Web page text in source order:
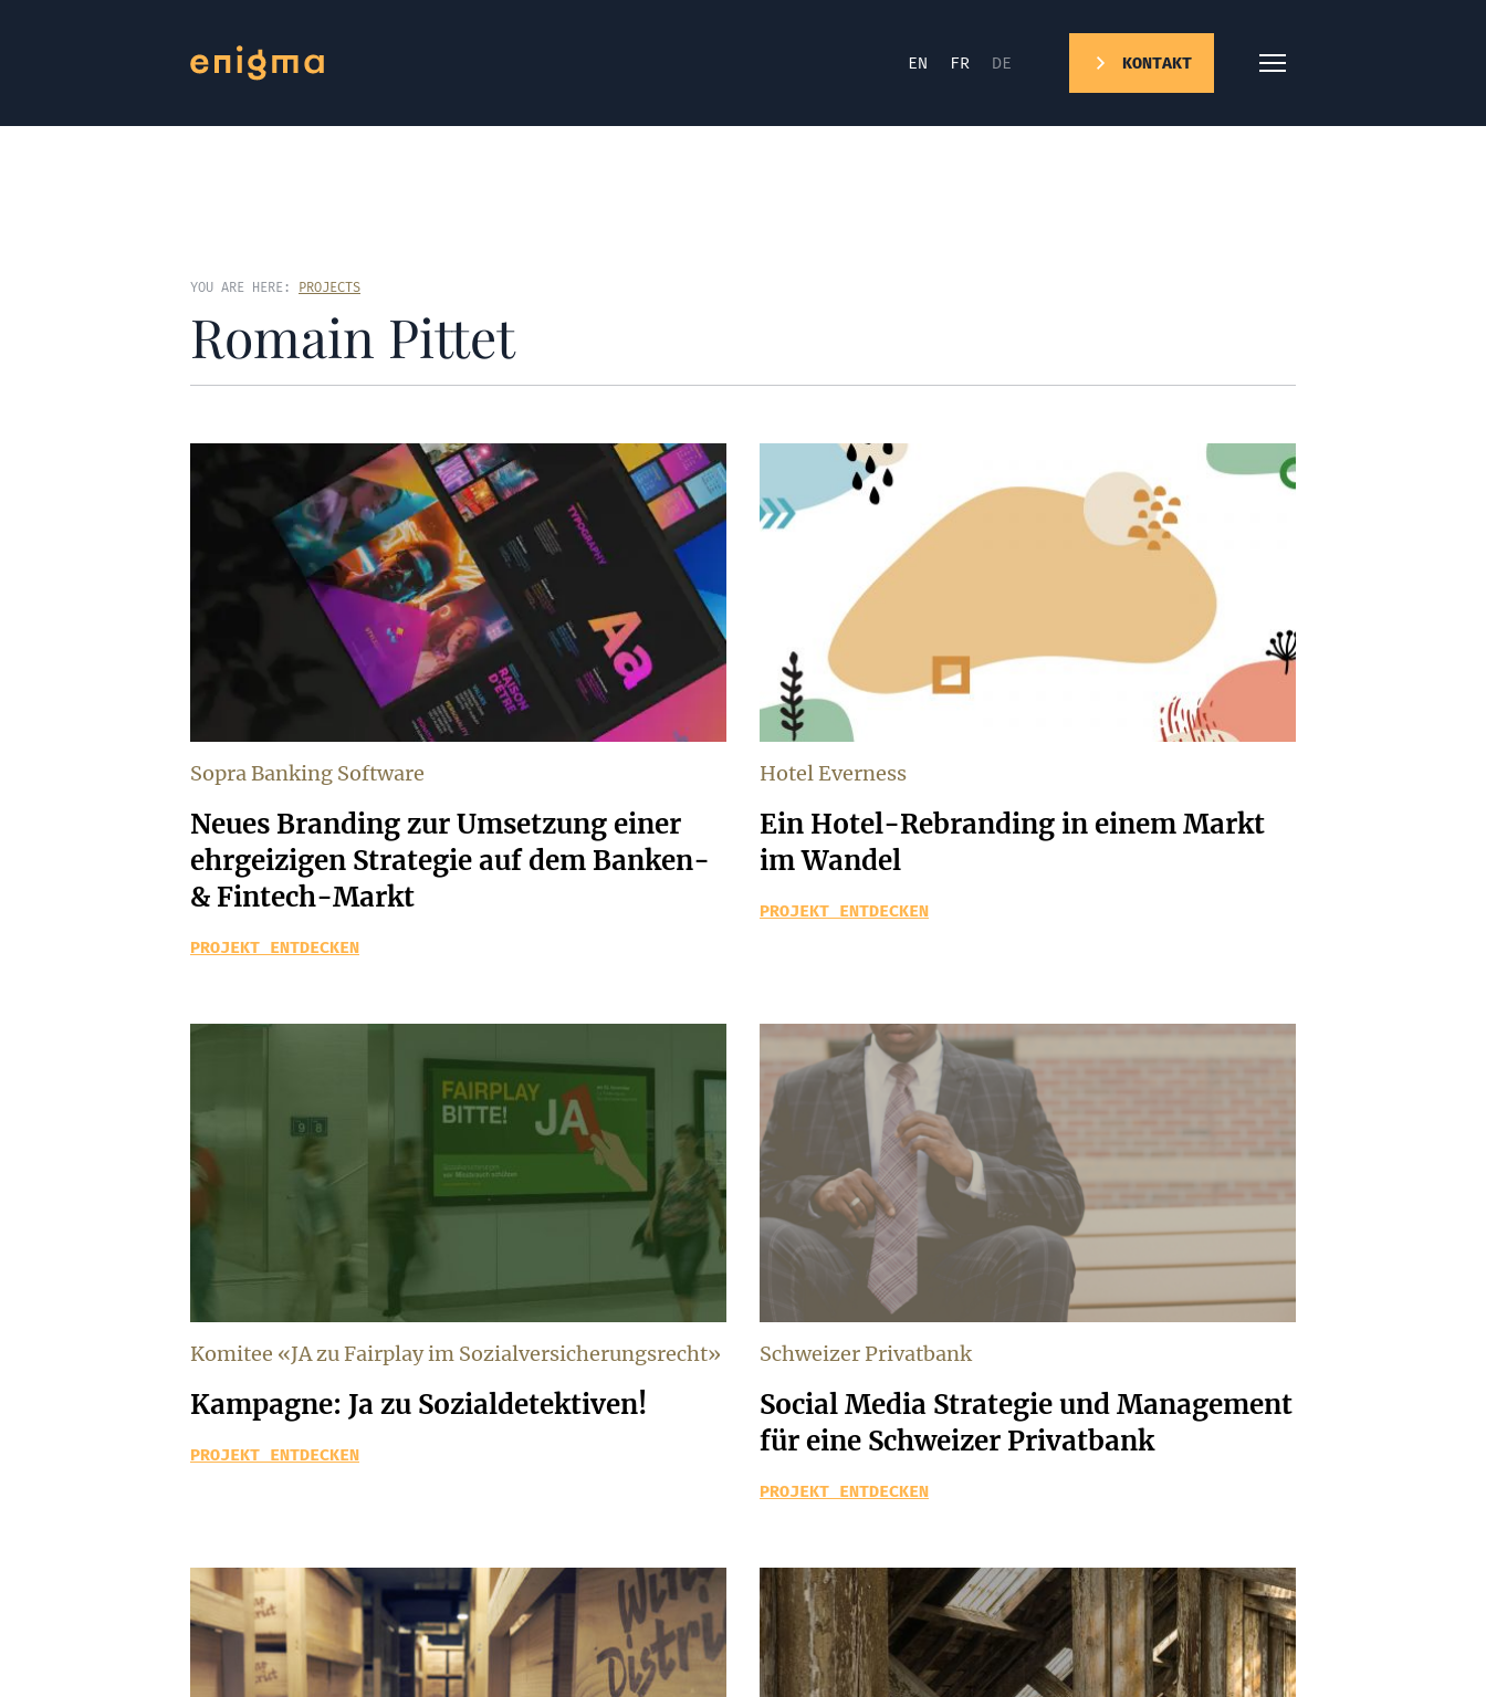
EN FR DE KONTAKT
YOU ARE HERE: PROJECTS
Romain Pittet
Sopra Banking Software
Neues Branding zur Umsetzung einer
ehrgeizigen Strategie auf dem Banken-
& Fintech-Markt
PROJEKT ENTDECKEN
Hotel Everness
Ein Hotel-Rebranding in einem Markt
im Wandel
PROJEKT ENTDECKEN
Komitee «JA zu Fairplay im Sozialversicherungsrecht»
Kampagne: Ja zu Sozialdetektiven!
PROJEKT ENTDECKEN
Schweizer Privatbank
Social Media Strategie und Management
für eine Schweizer Privatbank
PROJEKT ENTDECKEN